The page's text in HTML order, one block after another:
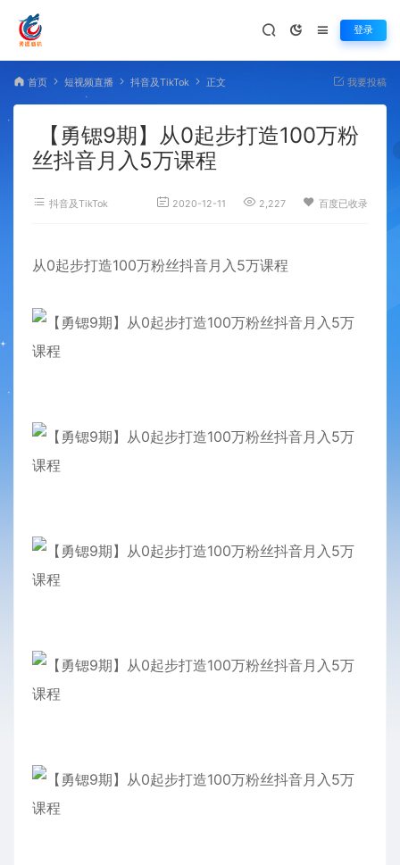
登录
首页 短视频直播 抖音及TikTok 正文 我要投稿
【勇锶9期】从0起步打造100万粉
丝抖音月入5万课程
抖音及TikTok 2020-12-11 2,227 百度已收录
从0起步打造100万粉丝抖音月入5万课程